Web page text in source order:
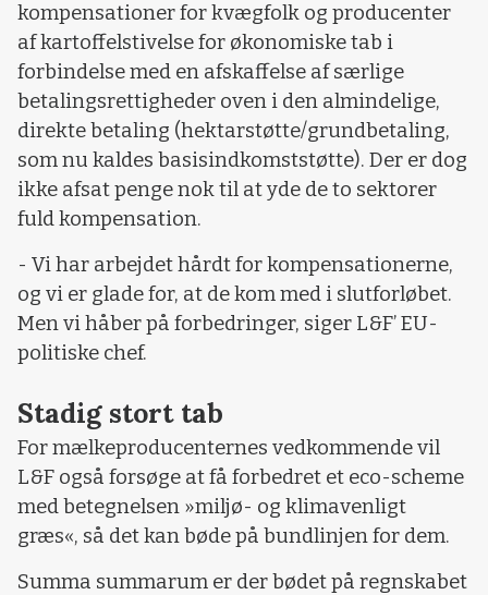
kompensationer for kvægfolk og producenter
af kartoffelstivelse for økonomiske tab i
forbindelse med en afskaffelse af særlige
betalingsrettigheder oven i den almindelige,
direkte betaling (hektarstøtte/grundbetaling,
som nu kaldes basisindkomststøtte). Der er dog
ikke afsat penge nok til at yde de to sektorer
fuld kompensation.
- Vi har arbejdet hårdt for kompensationerne,
og vi er glade for, at de kom med i slutforløbet.
Men vi håber på forbedringer, siger L&F’ EU-
politiske chef.
Stadig stort tab
For mælkeproducenternes vedkommende vil
L&F også forsøge at få forbedret et eco-scheme
med betegnelsen »miljø- og klimavenligt
græs«, så det kan bøde på bundlinjen for dem.
Summa summarum er der bødet på regnskabet